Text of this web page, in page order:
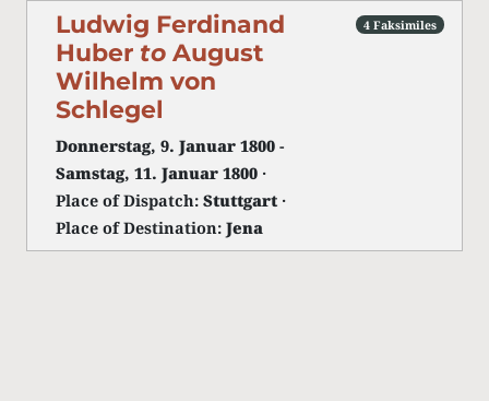
Ludwig Ferdinand
Huber to August
Wilhelm von
Schlegel
Donnerstag, 9. Januar 1800 -
Samstag, 11. Januar 1800 ·
Place of Dispatch: Stuttgart ·
Place of Destination: Jena
4 Faksimiles